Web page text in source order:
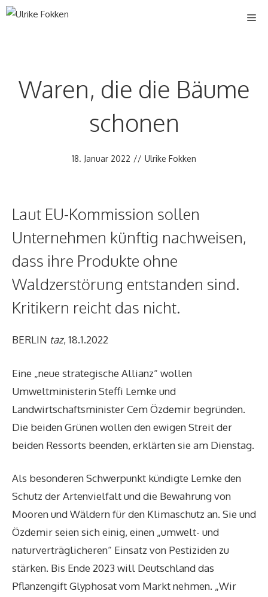
Zum
Waren, die die Bäume
schonen
18. Januar 2022 // Ulrike Fokken
Laut EU-Kommission sollen
Unternehmen künftig nachweisen,
dass ihre Produkte ohne
Waldzerstörung entstanden sind.
Kritikern reicht das nicht.
BERLIN taz, 18.1.2022
Eine „neue strategische Allianz“ wollen
Umweltministerin Steffi Lemke und
Landwirtschaftsminister Cem Özdemir begründen.
Die beiden Grünen wollen den ewigen Streit der
beiden Ressorts beenden, erklärten sie am Dienstag.
Als besonderen Schwerpunkt kündigte Lemke den
Schutz der Artenvielfalt und die Bewahrung von
Mooren und Wäldern für den Klimaschutz an. Sie und
Özdemir seien sich einig, einen „umwelt- und
naturverträglicheren“ Einsatz von Pestiziden zu
stärken. Bis Ende 2023 will Deutschland das
Pflanzengift Glyphosat vom Markt nehmen. „Wir